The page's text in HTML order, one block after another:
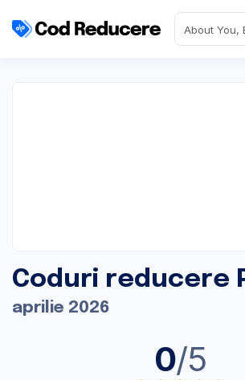
Coduri reducere
aprilie 2026
0/5